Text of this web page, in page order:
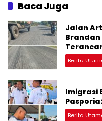
Baca Juga
Jalan
Brandan
Berita
Imigrasi
Berita